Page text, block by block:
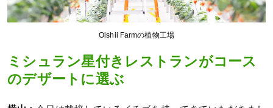
Oishii Farmの植物工場
ミシュラン星付きレストランがコース
のデザートに選ぶ